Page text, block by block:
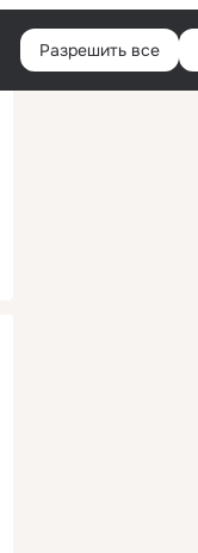
Войти
Разрешить все